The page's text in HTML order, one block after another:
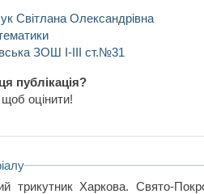
Світлана Олександрівна
ЗОШ І-ІІІ ст.№31
публікація?
щоб оцінити!
трикутник Харкова. Свято-